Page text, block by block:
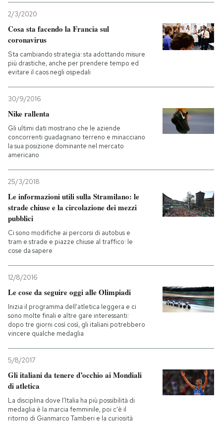
2/3/2020
Cosa sta facendo la Francia sul
coronavirus
Sta cambiando strategia: sta adottando misure
più drastiche, anche per prendere tempo ed
evitare il caos negli ospedali
30/9/2016
Nike rallenta
Gli ultimi dati mostrano che le aziende
concorrenti guadagnano terreno e minacciano
la sua posizione dominante nel mercato
americano
25/3/2018
Le informazioni utili sulla Stramilano: le
strade chiuse e la circolazione dei mezzi
pubblici
Ci sono modifiche ai percorsi di autobus e
tram e strade e piazze chiuse al traffico: le
cose da sapere
12/8/2016
Le cose da seguire oggi alle Olimpiadi
Inizia il programma dell'atletica leggera e ci
sono molte finali e altre gare interessanti:
dopo tre giorni così così, gli italiani potrebbero
vincere qualche medaglia
5/8/2017
Gli italiani da tenere d’occhio ai Mondiali
di atletica
La disciplina dove l’Italia ha più possibilità di
medaglia è la marcia femminile, poi c'è il
ritorno di Gianmarco Tamberi e la curiosità